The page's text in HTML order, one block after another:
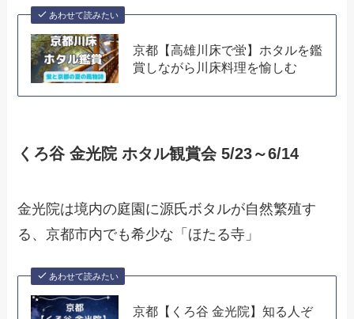
あわせて読みたい
京都【高雄川床で蛍】ホタルを鑑
賞しながら川床料理を愉しむ
くろ谷 金光院 ホタル観賞会 5/23～6/14
金光院は境内の庭園に源氏ボタルが自然繁殖す
る、京都市内でも希少な「ほたる寺」
あわせて読みたい
京都【くろ谷 金光院】知る人ぞ